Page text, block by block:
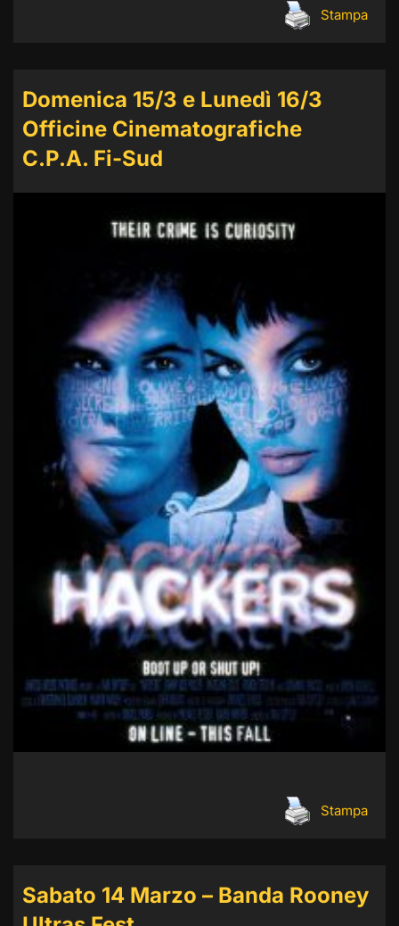
Stampa
Domenica 15/3 e Lunedì 16/3
Officine Cinematografiche
C.P.A. Fi-Sud
Stampa
Sabato 14 Marzo – Banda Rooney